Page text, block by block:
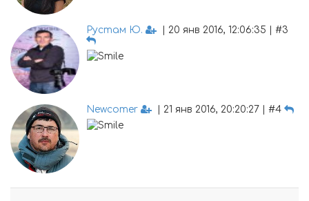
Рустам Ю. | 20 янв 2016, 12:06:35 | #3
Newcomer | 21 янв 2016, 20:20:27 | #4